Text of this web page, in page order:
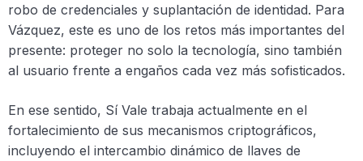
robo de credenciales y suplantación de identidad. Para
Vázquez, este es uno de los retos más importantes del
presente: proteger no solo la tecnología, sino también
al usuario frente a engaños cada vez más sofisticados.
En ese sentido, Sí Vale trabaja actualmente en el
fortalecimiento de sus mecanismos criptográficos,
incluyendo el intercambio dinámico de llaves de